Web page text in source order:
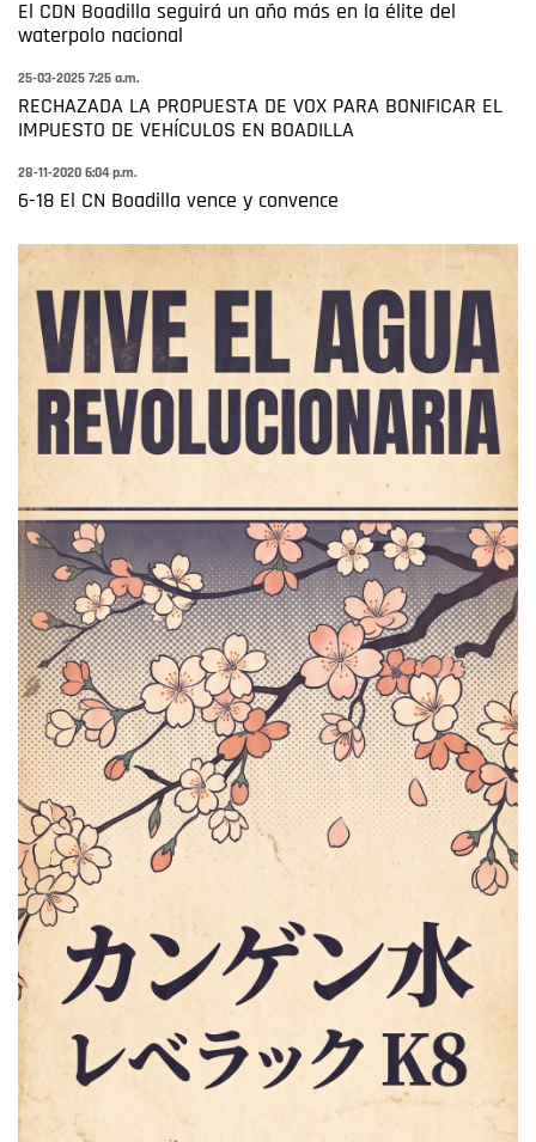
El CDN Boadilla seguirá un año más en la élite del
waterpolo nacional
25-03-2025 7:25 a.m.
RECHAZADA LA PROPUESTA DE VOX PARA BONIFICAR EL
IMPUESTO DE VEHÍCULOS EN BOADILLA
28-11-2020 6:04 p.m.
6-18 El CN Boadilla vence y convence